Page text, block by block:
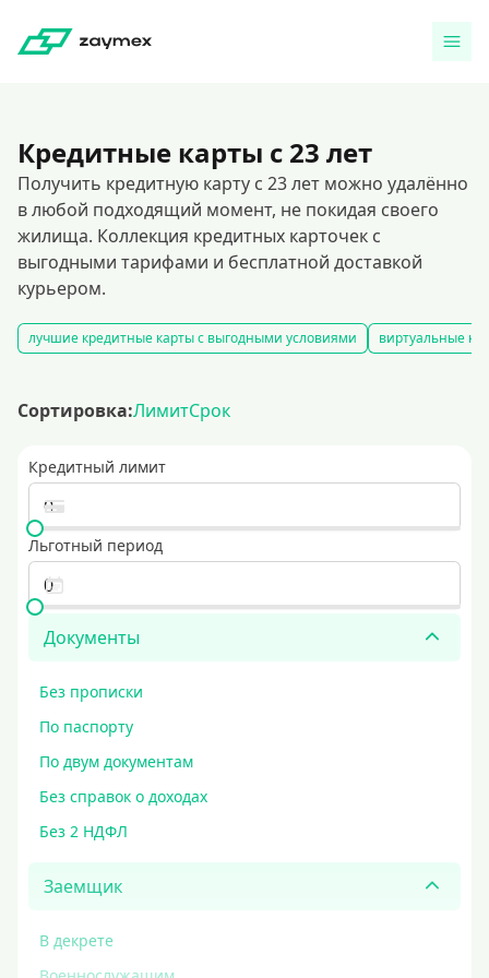
Кредитные карты с 23 лет
Получить кредитную карту с 23 лет можно удалённо
в любой подходящий момент, не покидая своего
жилища. Коллекция кредитных карточек с
выгодными тарифами и бесплатной доставкой
курьером.
лучшие кредитные карты с выгодными условиями виртуальные
Сортировка:ЛимитСрок
Кредитный лимит
Льготный период
Документы
Без прописки
По паспорту
По двум документам
Без справок о доходах
Без 2 НДФЛ
Заемщик
В декрете